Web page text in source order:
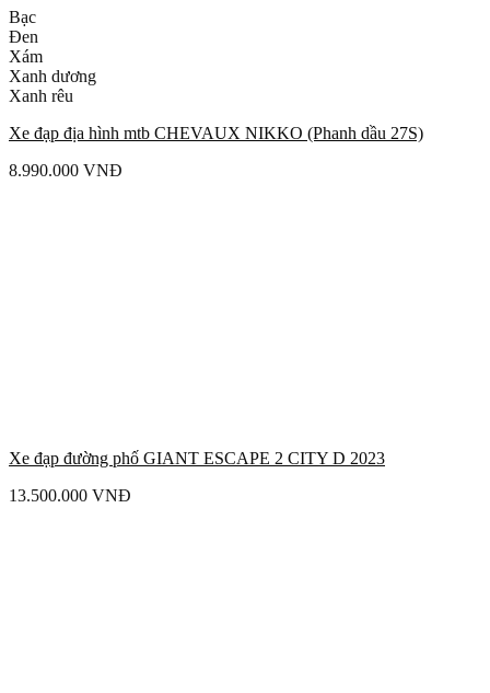
Bạc
Đen
Xám
Xanh dương
Xanh rêu
Xe đạp địa hình mtb CHEVAUX NIKKO (Phanh dầu 27S)
8.990.000 VNĐ
Xe đạp đường phố GIANT ESCAPE 2 CITY D 2023
13.500.000 VNĐ